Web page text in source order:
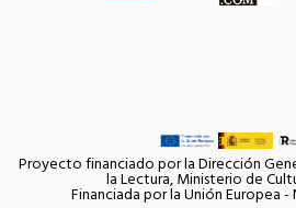
Proyecto financiado por la Dirección
la Lectura, Ministerio de
Financiada por la Unión Europea